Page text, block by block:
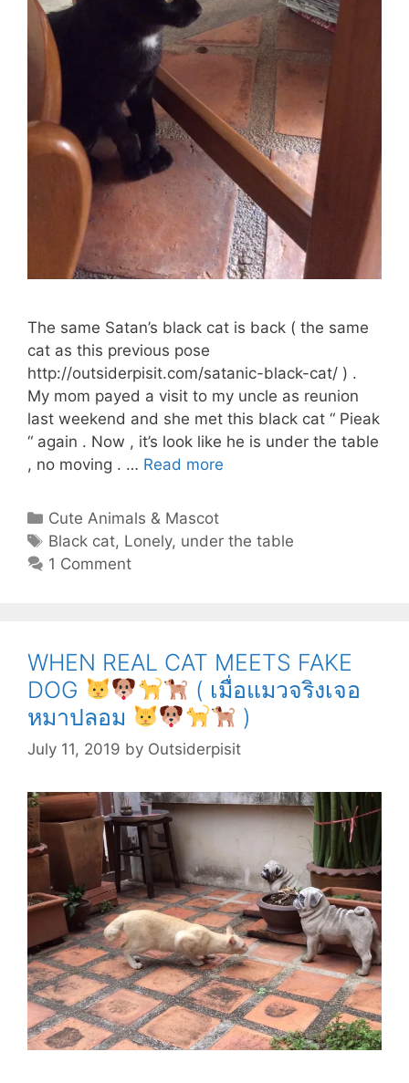
The same Satan’s black cat is back ( the same
cat as this previous pose
http://outsiderpisit.com/satanic-black-cat/ ) .
My mom payed a visit to my uncle as reunion
last weekend and she met this black cat “ Pieak
“ again . Now , it’s look like he is under the table
, no moving . … Read more
(
ดำ
เหงา
อยู่
โต๊ะ
)
Categories
Cute Animals & Mascot
Tags
Black cat, Lonely, under the table
1 Comment
WHEN REAL CAT MEETS FAKE
DOG
( เมื่อแมวจริงเจอ
หมาปลอม
)
July 11, 2019 by Outsiderpisit